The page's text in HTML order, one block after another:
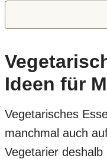
Ideen für
Vegetarisches
manchmal auch
Vegetarier